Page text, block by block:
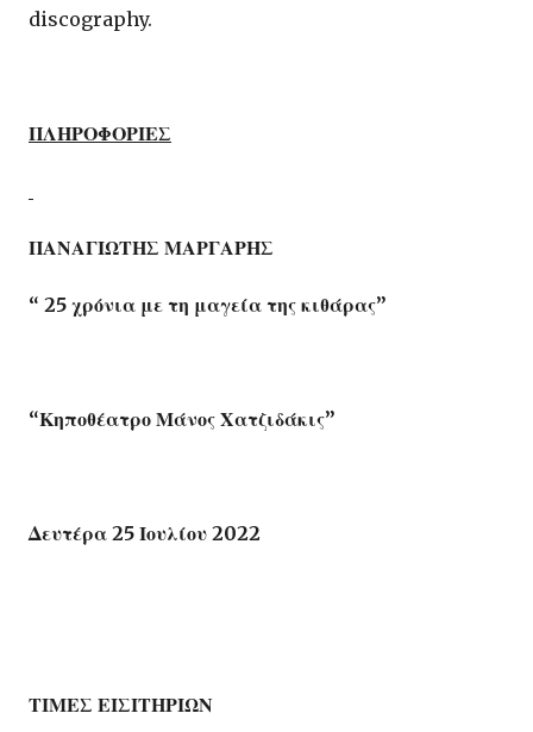
discography.
ΠΛΗΡΟΦΟΡΙΕΣ
ΠΑΝΑΓΙΩΤΗΣ ΜΑΡΓΑΡΗΣ
“ 25 χρόνια με τη μαγεία της κιθάρας”
“Κηποθέατρο Μάνος Χατζιδάκις”
Δευτέρα 25 Ιουλίου 2022
ΤΙΜΕΣ ΕΙΣΙΤΗΡΙΩΝ